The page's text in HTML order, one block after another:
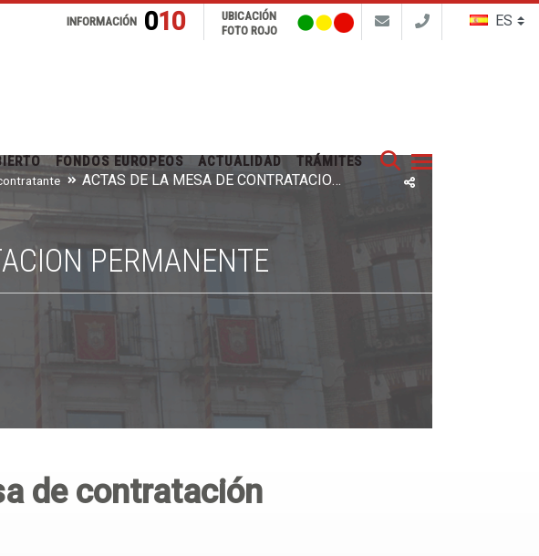
Buscar
INFORMACIÓN 010
UBICACIÓN
FOTO ROJO
FONDOS EUROPEOS ACTUALIDAD TRÁMITES
ACTAS DE LA MESA DE CONTRATACION PERMANENTE
PERMANENTE
de contratación